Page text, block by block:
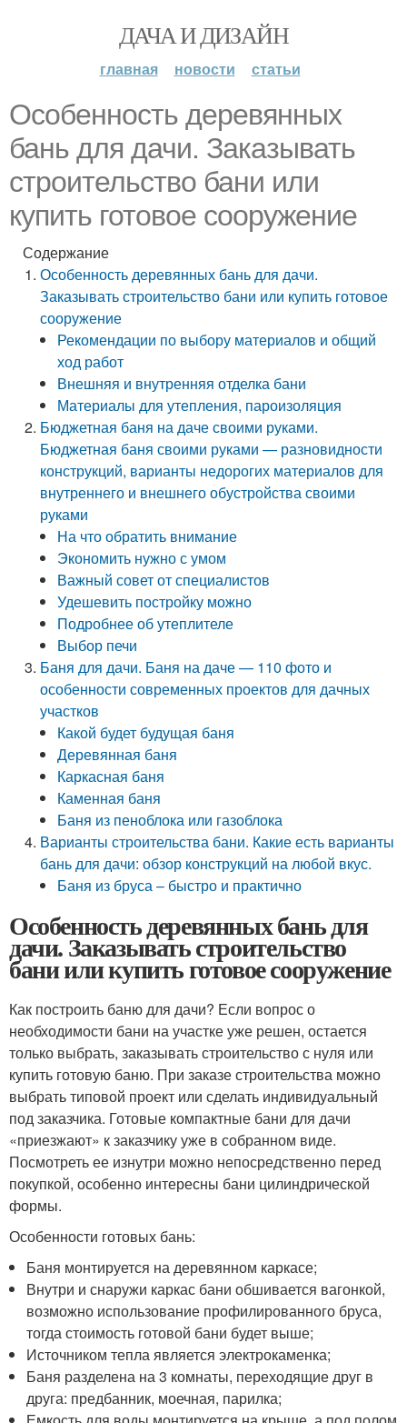
ДАЧА И ДИЗАЙН
главная новости статьи
Особенность деревянных
бань для дачи. Заказывать
строительство бани или
купить готовое сооружение
Содержание
Особенность деревянных бань для дачи.
Заказывать строительство бани или купить готовое
сооружение
Рекомендации по выбору материалов и общий
ход работ
Внешняя и внутренняя отделка бани
Материалы для утепления, пароизоляция
Бюджетная баня на даче своими руками.
Бюджетная баня своими руками — разновидности
конструкций, варианты недорогих материалов для
внутреннего и внешнего обустройства своими
руками
На что обратить внимание
Экономить нужно с умом
Важный совет от специалистов
Удешевить постройку можно
Подробнее об утеплителе
Выбор печи
Баня для дачи. Баня на даче — 110 фото и
особенности современных проектов для дачных
участков
Какой будет будущая баня
Деревянная баня
Каркасная баня
Каменная баня
Баня из пеноблока или газоблока
Варианты строительства бани. Какие есть варианты
бань для дачи: обзор конструкций на любой вкус.
Баня из бруса – быстро и практично
Особенность деревянных бань для
дачи. Заказывать строительство
бани или купить готовое сооружение
Как построить баню для дачи? Если вопрос о
необходимости бани на участке уже решен, остается
только выбрать, заказывать строительство с нуля или
купить готовую баню. При заказе строительства можно
выбрать типовой проект или сделать индивидуальный
под заказчика. Готовые компактные бани для дачи
«приезжают» к заказчику уже в собранном виде.
Посмотреть ее изнутри можно непосредственно перед
покупкой, особенно интересны бани цилиндрической
формы.
Особенности готовых бань:
Баня монтируется на деревянном каркасе;
Внутри и снаружи каркас бани обшивается вагонкой,
возможно использование профилированного бруса,
тогда стоимость готовой бани будет выше;
Источником тепла является электрокаменка;
Баня разделена на 3 комнаты, переходящие друг в
друга: предбанник, моечная, парилка;